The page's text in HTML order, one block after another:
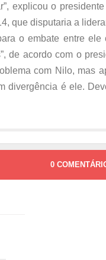
explicou o presidente
que disputaria a
o embate entre ele
de acordo com o
com Nilo, mas
divergência é ele.
0